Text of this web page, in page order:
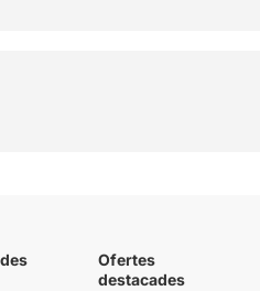
Ofertes
destacades